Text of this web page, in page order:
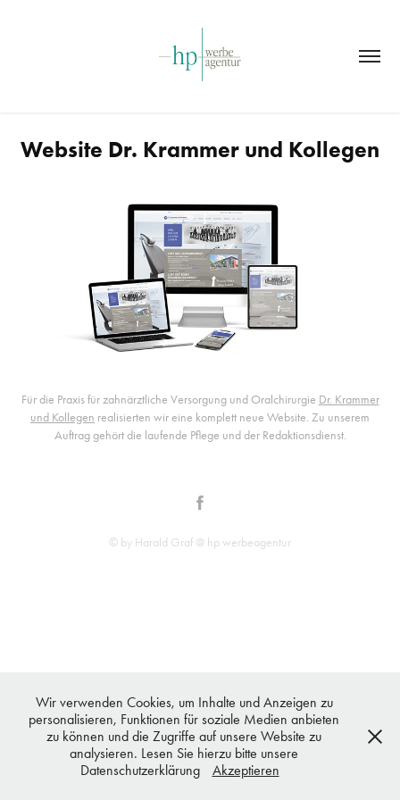
Website Dr. Krammer und Kollegen
Für die Praxis für zahnärztliche Versorgung und Oralchirurgie Dr. Krammer
und Kollegen realisierten wir eine komplett neue Website. Zu unserem
Auftrag gehört die laufende Pflege und der Redaktionsdienst.
© by Harald Graf @ hp werbeagentur
Wir verwenden Cookies, um Inhalte und Anzeigen zu
personalisieren, Funktionen für soziale Medien anbieten
zu können und die Zugriffe auf unsere Website zu
analysieren. Lesen Sie hierzu bitte unsere
Datenschutzerklärung
Akzeptieren